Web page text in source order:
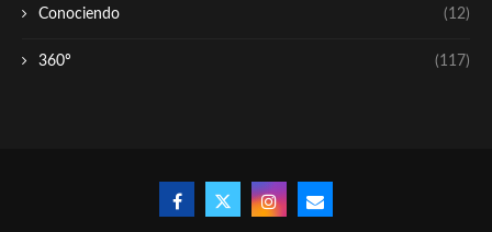
Conociendo (12)
360º (117)